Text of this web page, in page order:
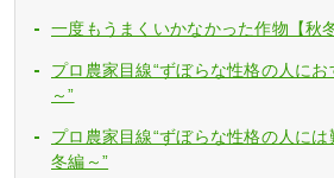
一度もうまくいかなかった作物【秋
プロ農家目線“ずぼらな性格の人に
～”
プロ農家目線“ずぼらな性格の人に
冬編～”